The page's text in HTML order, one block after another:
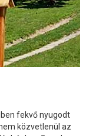
fekvő nyugodt
közvetlenül az